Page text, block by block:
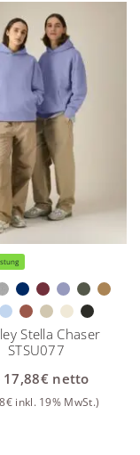
Stella Chaser
STSU077
17,88€netto
€ inkl. 19% MwSt.)